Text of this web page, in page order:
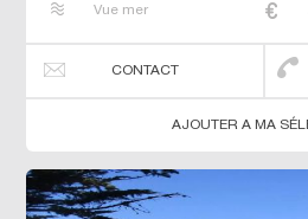
Vue mer
CONTACT
AJOUTER A MA